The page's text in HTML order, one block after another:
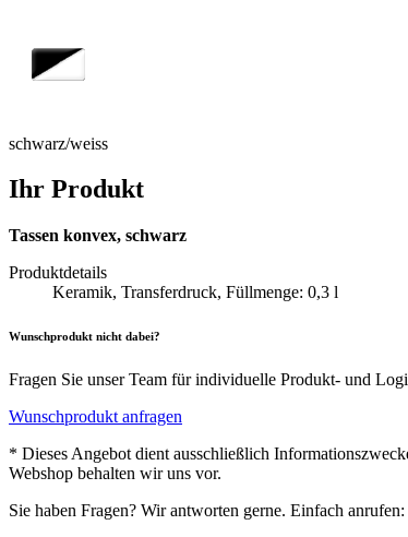
schwarz/weiss
Ihr Produkt
Tassen konvex, schwarz
Produktdetails
Keramik, Transferdruck, Füllmenge: 0,3 l
Wunschprodukt nicht dabei?
Fragen Sie unser Team für individuelle Produkt- und
Wunschprodukt anfragen
* Dieses Angebot dient ausschließlich
Webshop behalten wir uns vor.
Sie haben Fragen? Wir antworten gerne. Einfach